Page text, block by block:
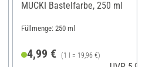
MUCKI Bastelfarbe, 250 ml
Füllmenge: 250 ml
4,99 € (1 l = 19,96 €)